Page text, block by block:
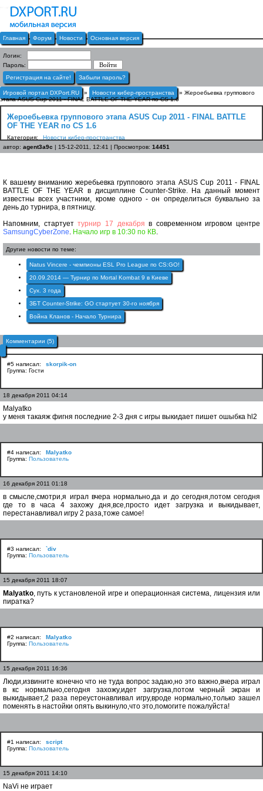
Главная Форум Новости Основная версия
Логин:
Пароль:
Регистрация на сайте!
Забыли пароль?
Игровой портал DXPort.RU » Новости кибер-пространства
» Жероебьевка группового
этапа ASUS Cup 2011 - FINAL BATTLE OF THE YEAR по CS 1.6
Жероебьевка группового этапа ASUS Cup 2011 - FINAL BATTLE
OF THE YEAR по CS 1.6
Категория:
Новости кибер-пространства
автор: agent3a9c | 15-12-2011, 12:41 | Просмотров: 14451
К вашему вниманию жеребьевка группового этапа ASUS Cup 2011 - FINAL
BATTLE OF THE YEAR в дисциплине Counter-Strike. На данный момент
известны всех участники, кроме одного - он определиться буквально за
день до турнира, в пятницу.
Напомним, стартуеттурнир 17 декабря в современном игровом центре
SamsungCyberZone. Начало игр в 10:30 по КВ.
Другие новости по теме:
Natus Vincere - чемпионы ESL Pro League по CS:GO!
20.09.2014 — Турнир по Mortal Kombat 9 в Киеве
Cyx. 3 года
ЗБТ Counter-Strike: GO стартует 30-го ноября
Война Кланов - Начало Турнира
Комментарии (5)
#5 написал:
skorpik-on
Группа: Гости
18 декабря 2011 04:14
Malyatko
у меня такаяж фигня последние 2-3 дня с игры выкидает пишет ошыбка hl2
#4 написал:
Malyatko
Группа: Пользователь
16 декабря 2011 01:18
в смысле,смотри,я играл вчера нормально,да и до сегодня,потом сегодня
где то в часа 4 захожу дня,все,просто идет загрузка и выкидывает,
перестанавливал игру 2 раза,тоже самое!
#3 написал:
`div
Группа: Пользователь
15 декабря 2011 18:07
Malyatko, путь к установленой игре и операционная система, лицензия или
пиратка?
#2 написал:
Malyatko
Группа: Пользователь
15 декабря 2011 16:36
Люди,извините конечно что не туда вопрос задаю,но это важно,вчера играл
в кс нормально,сегодня захожу,идет загрузка,потом черный экран и
выкидывает,2 раза переустонавливал игру,вроде нормально,только зашел
поменять в настойки опять выкинуло,что это,помогите пожалуйста!
#1 написал:
script
Группа: Пользователь
15 декабря 2011 14:10
NaVi не играет